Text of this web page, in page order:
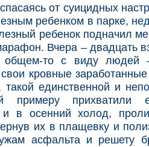
от суицидных
ребенком в парке,
ребенок подначил
Вчера – двадцать
общем-то с виду людей
кровные
единственной и
примеру прихватили
и в осенний холод,
их в плащевку и
асфальта и решету